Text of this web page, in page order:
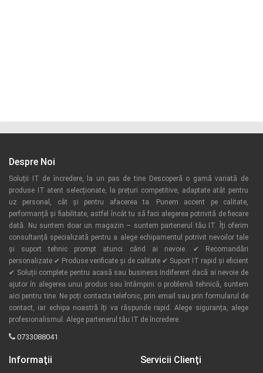
Despre Noi
Soluții IT de încredere, la un pas de tine Descoperă o gamă variată de
produse IT atent selecționate, la prețuri competitive, adaptate atât pentru
uz personal, cât și pentru afacerea ta. Punem accent pe calitate,
performanță și fiabilitate, astfel încât tu să faci alegerea potrivită de fiecare
dată. Nu suntem doar un magazin – suntem partenerul tău IT. Îți oferim
consultanță specializată pentru a alege echipamentul potrivit nevoilor tale
și suport tehnic prompt atunci când ai nevoie. ✔ Recomandări
personalizate ✔ Produse verificate și de calitate ✔ Suport IT rapid și eficient
✔ Soluții complete pentru acasă sau business Indiferent dacă ai nevoie de
ajutor în alegerea unui produs sau întâmpini o problemă tehnică, suntem
aici pentru tine. Ne poți contacta telefonic, prin email sau prin formularul de
contact, iar echipa noastră îți va răspunde rapid. Alege siguranța, alege
profesionalismul. Alege partenerul tău IT de încredere.
0733088041
Informaţii Servicii Clienţi